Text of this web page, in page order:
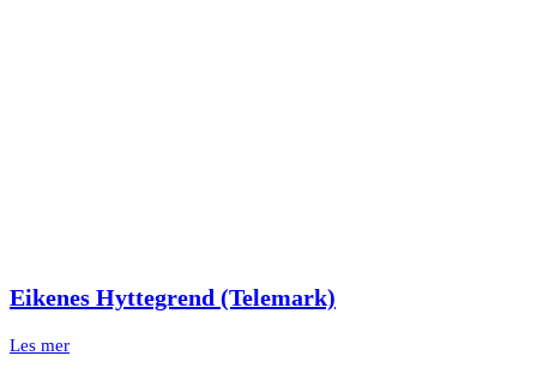
Eikenes Hyttegrend (Telemark)
Les mer